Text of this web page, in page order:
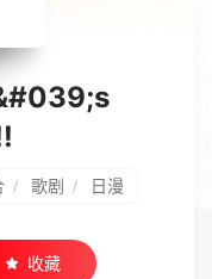
/ 歌剧 / 日漫
收藏